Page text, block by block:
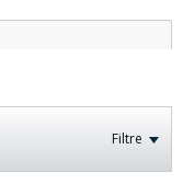
Filtre